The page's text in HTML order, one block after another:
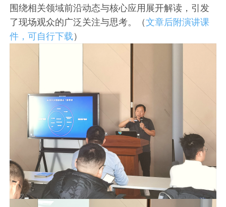
围绕相关领域前沿动态与核心应用展开解读，引发
了现场观众的广泛关注与思考。（文章后附演讲课
件，可自行下载 ）